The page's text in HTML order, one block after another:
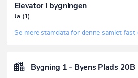
Elevator i bygningen
Ja (1)
Se mere stamdata for denne samlet fast
Bygning 1 - Byens Plads 20B